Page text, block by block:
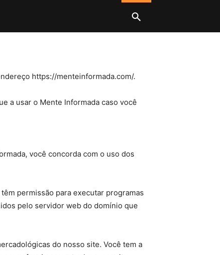
https://menteinformada.com/.
a usar o Mente Informada caso você
você concorda com o uso dos
permissão para executar programas
pelo servidor web do domínio que
do nosso site. Você tem a